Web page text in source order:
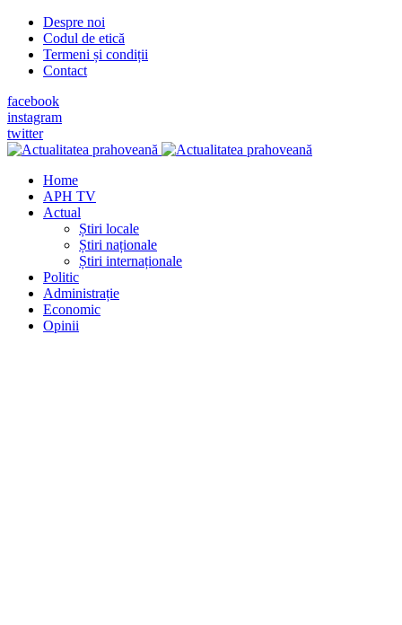
Despre noi
Codul de etică
Termeni și condiții
Contact
facebook
instagram
twitter
Home
APH TV
Actual
Știri locale
Știri naționale
Știri internaționale
Politic
Administrație
Economic
Opinii